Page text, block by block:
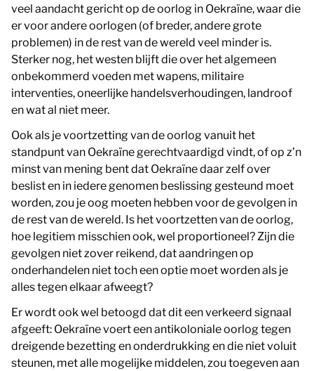
veel aandacht gericht op de oorlog in Oekraïne, waar die
er voor andere oorlogen (of breder, andere grote
problemen) in de rest van de wereld veel minder is.
Sterker nog, het westen blijft die over het algemeen
onbekommerd voeden met wapens, militaire
interventies, oneerlijke handelsverhoudingen, landroof
en wat al niet meer.
Ook als je voortzetting van de oorlog vanuit het
standpunt van Oekraïne gerechtvaardigd vindt, of op z’n
minst van mening bent dat Oekraïne daar zelf over
beslist en in iedere genomen beslissing gesteund moet
worden, zou je oog moeten hebben voor de gevolgen in
de rest van de wereld. Is het voortzetten van de oorlog,
hoe legitiem misschien ook, wel proportioneel? Zijn die
gevolgen niet zover reikend, dat aandringen op
onderhandelen niet toch een optie moet worden als je
alles tegen elkaar afweegt?
Er wordt ook wel betoogd dat dit een verkeerd signaal
afgeeft: Oekraïne voert een antikoloniale oorlog tegen
dreigende bezetting en onderdrukking en die niet voluit
steunen, met alle mogelijke middelen, zou toegeven aan